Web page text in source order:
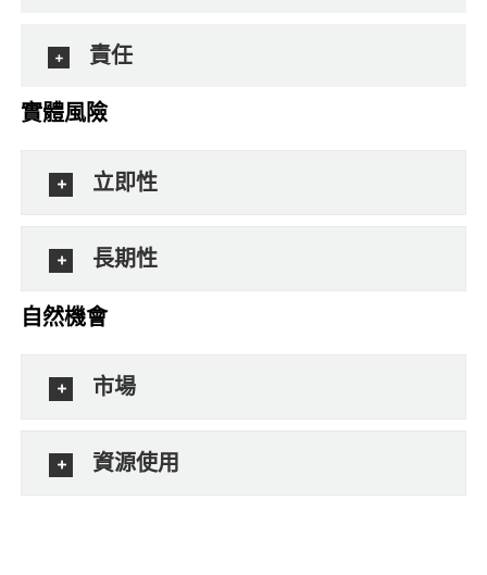
責任
實體風險
立即性
長期性
自然機會
市場
資源使用